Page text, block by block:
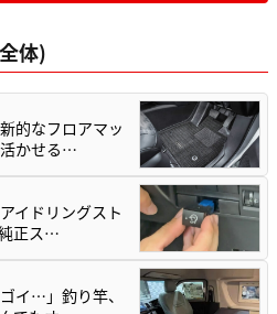
体)
的なフロアマッ
活かせる…
イドリングスト
正ス…
イ…」釣り竿、